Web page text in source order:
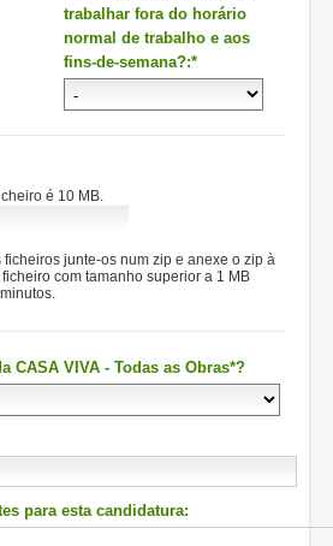
trabalhar fora do horário
normal de trabalho e aos
fins-de-semana?:*
é 10 MB.
junte-os num zip e anexe o zip à
com tamanho superior a 1 MB
CASA VIVA - Todas as Obras*?
para esta candidatura: